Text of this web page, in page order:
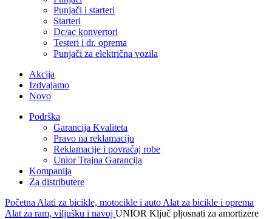
Punjači i starteri
Starteri
Dc/ac konvertori
Testeri i dr. oprema
Punjači za električna vozila
Akcija
Izdvajamo
Novo
Podrška
Garancija Kvaliteta
Pravo na reklamaciju
Reklamacije i povraćaj robe
Unior Trajna Garancija
Kompanija
Za distributere
Početna Alati za bicikle, motocikle i auto Alat za bicikle i oprema
Alat za ram, viljušku i navoj UNIOR Ključ pljosnati za amortizere